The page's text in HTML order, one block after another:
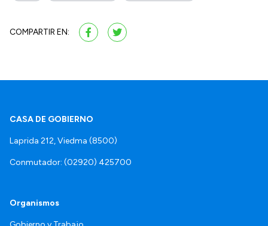
COMPARTIR EN:
CASA DE GOBIERNO
Laprida 212, Viedma (8500)
Conmutador: (02920) 425700
Organismos